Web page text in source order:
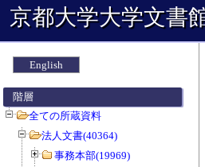
京都大学大学文書
English
階層
全ての所蔵資料
法人文書(40364)
事務本部(19969)